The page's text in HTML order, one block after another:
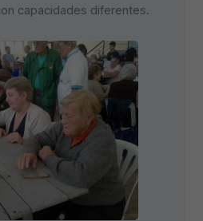
capacidades diferentes.